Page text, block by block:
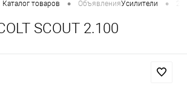
Каталог товаров • ОбъявленияУсилители • 2
SCOUT 2.100